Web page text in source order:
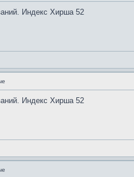
Индекс Хирша 52
Индекс Хирша 52